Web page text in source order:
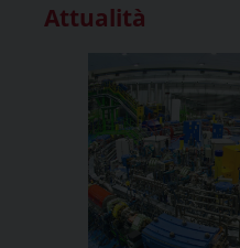
Attualità